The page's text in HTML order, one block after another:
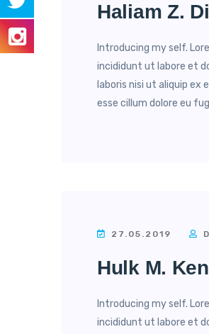
Haliam Z.
Introducing my self.
incididunt ut labore et
laboris nisi ut aliquip
esse cillum dolore eu
27.05.2019
Hulk M.
Introducing my self.
incididunt ut labore et